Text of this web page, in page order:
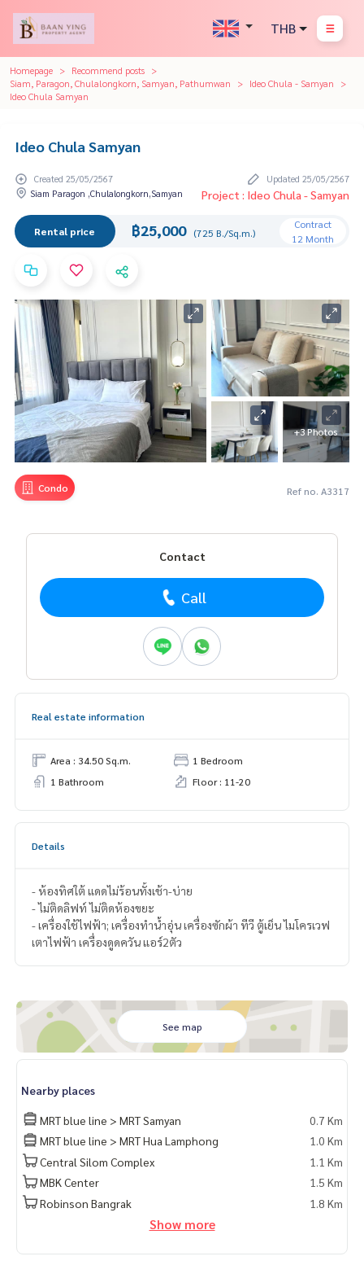
THB
Homepage
Recommend posts
Siam, Paragon, Chulalongkorn, Samyan, Pathumwan
Ideo Chula - Samyan
Ideo Chula Samyan
Ideo Chula Samyan
Created 25/05/2567
Updated 25/05/2567
Siam Paragon ,Chulalongkorn,Samyan
Project : Ideo Chula - Samyan
Rental price ฿25,000 (725 B./Sq.m.)
Contract
12 Month
+3 Photos
Condo Ref no. A3317
Contact
Call
Real estate information
Area : 34.50 Sq.m.
1 Bedroom
1 Bathroom
Floor : 11-20
Details
- ห้องทิศใต้ แดดไม่ร้อนทั้งเช้า-บ่าย
- ไม่ติดลิฟท์ ไม่ติดห้องขยะ
- เครื่องใช้ไฟฟ้า; เครื่องทำน้ำอุ่น เครื่องซักผ้า ทีวี ตู้เย็น ไมโครเวฟ
เตาไฟฟ้า เครื่องดูดควัน แอร์2ตัว
See map
Nearby places
MRT blue line > MRT Samyan
0.7 Km
MRT blue line > MRT Hua Lamphong
1.0 Km
Central Silom Complex
1.1 Km
MBK Center
1.5 Km
Robinson Bangrak
1.8 Km
Show more